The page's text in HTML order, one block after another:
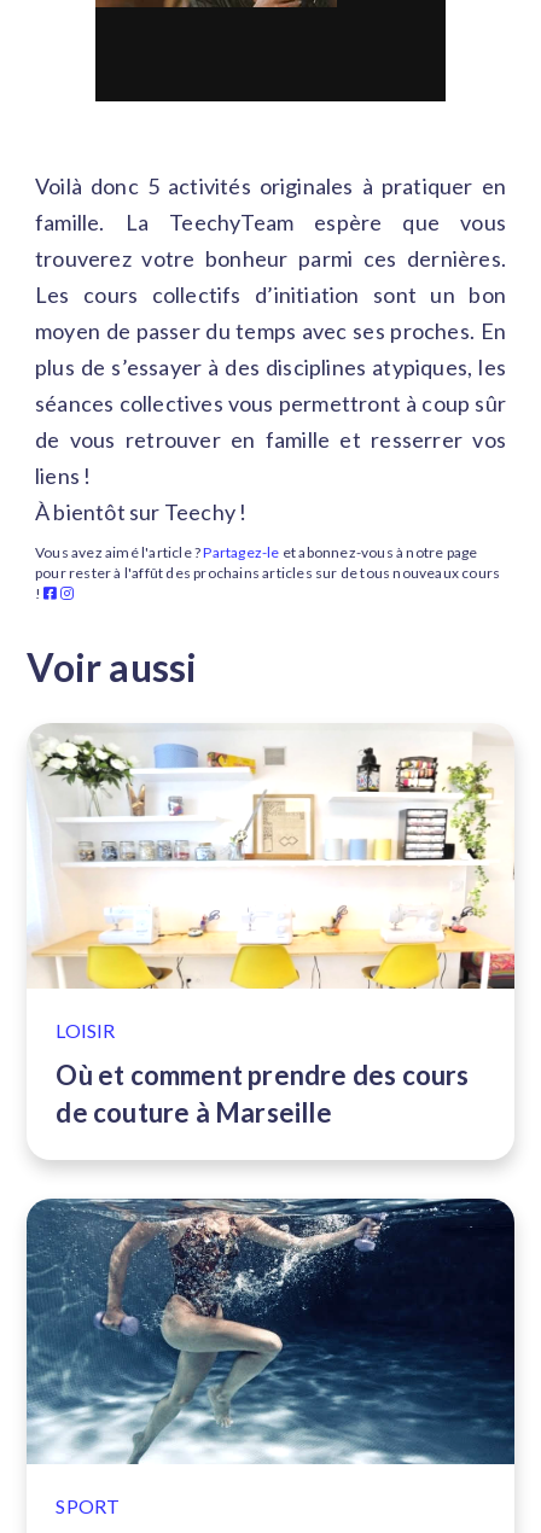
Voilà donc 5 activités originales à pratiquer en
famille. La TeechyTeam espère que vous
trouverez votre bonheur parmi ces dernières.
Les cours collectifs d’initiation sont un bon
moyen de passer du temps avec ses proches. En
plus de s’essayer à des disciplines atypiques, les
séances collectives vous permettront à coup sûr
de vous retrouver en famille et resserrer vos
liens !
À bientôt sur Teechy !
Vous avez aimé l'article ?Partagez-le et abonnez-vous à notre page
pour rester à l'affût des prochains articles sur de tous nouveaux cours
!
Voir aussi
LOISIR
Où et comment prendre des cours
de couture à Marseille
SPORT